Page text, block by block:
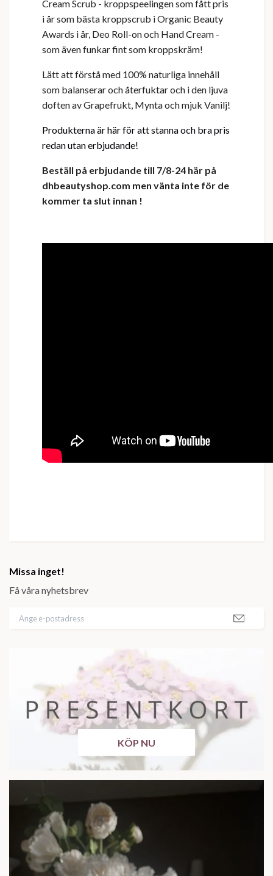
Missa inget!
Få våra nyhetsbrev
KÖP NU
Cream Scrub - kroppspeelingen som fått pris
i år som bästa kroppscrub i Organic Beauty
Awards i år, Deo Roll-on och Hand Cream -
som även funkar fint som kroppskräm!
Lätt att förstå med 100% naturliga innehåll
som balanserar och återfuktar och i den ljuva
doften av Grapefrukt, Mynta och mjuk Vanilj!
Produkterna är här för att stanna och bra pris
redan utan erbjudande!
Beställ på erbjudande till 7/8-24 här på
dhbeautyshop.com men vänta inte för de
kommer ta slut innan !